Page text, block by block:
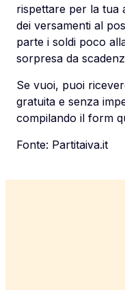
rispettare per la tua
dei versamenti al
parte i soldi poco
sorpresa da
Se vuoi, puoi
gratuita e senza
compilando il form
Fonte: Partitaiva.it